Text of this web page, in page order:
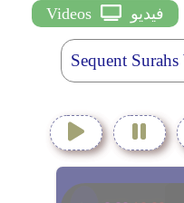
Videos
فيديو